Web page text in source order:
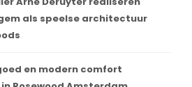
als speelse architectuur
en modern comfort